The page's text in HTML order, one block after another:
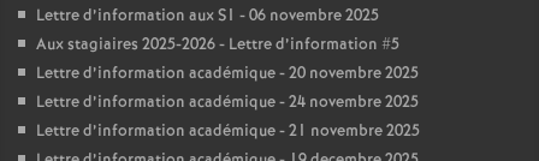
Lettre d’information aux S1 - 06 novembre 2025
Aux stagiaires 2025-2026 - Lettre d’information #5
Lettre d’information académique - 20 novembre 2025
Lettre d’information académique - 24 novembre 2025
Lettre d’information académique - 21 novembre 2025